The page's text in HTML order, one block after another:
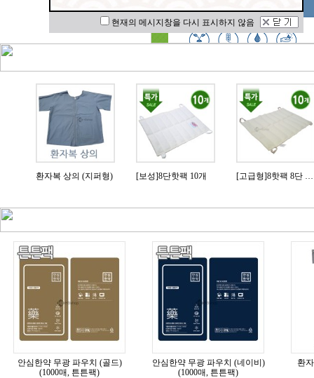
환자복 상의 (지퍼형) [보성]8단핫팩 10개 [고급형]8핫팩 8단 10개
안심한약 무광 파우치 (골드)
(1000매, 튼튼팩)
안심한약 무광 파우치 (네이비)
(1000매, 튼튼팩)
환
현재의 메시지창을 다시 표시하지 않음